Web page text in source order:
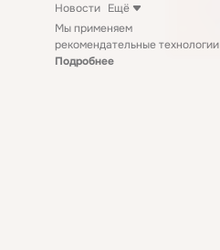
Новости Ещё
Мы применяем
рекомендательные технологии
Подробнее